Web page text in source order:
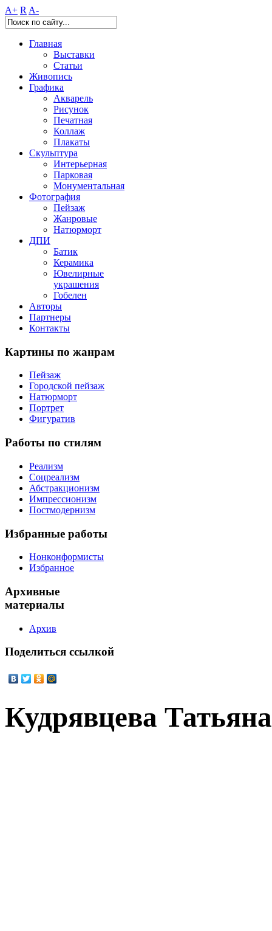
A+ R A-
Главная
Выставки
Статьи
Живопись
Графика
Акварель
Рисунок
Печатная
Коллаж
Плакаты
Скульптура
Интерьерная
Парковая
Монументальная
Фотография
Пейзаж
Жанровые
Натюрморт
ДПИ
Батик
Керамика
Ювелирные
украшения
Гобелен
Авторы
Партнеры
Контакты
Картины по жанрам
Пейзаж
Городской пейзаж
Натюрморт
Портрет
Фигуратив
Работы по стилям
Реализм
Соцреализм
Абстракционизм
Импрессионизм
Постмодернизм
Избранные работы
Нонконформисты
Избранное
Архивные
материалы
Архив
Поделиться ссылкой
Кудрявцева